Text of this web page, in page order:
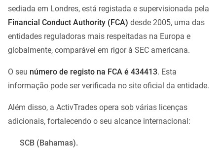
sediada em Londres, está registada e supervisionada pela
Financial Conduct Authority (FCA) desde 2005, uma das
entidades reguladoras mais respeitadas na Europa e
globalmente, comparável em rigor à SEC americana.
O seu número de registo na FCA é 434413. Esta
informação pode ser verificada no site oficial da entidade.
Além disso, a ActivTrades opera sob várias licenças
adicionais, fortalecendo o seu alcance internacional:
SCB (Bahamas).